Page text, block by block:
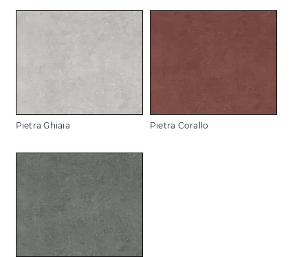
Pietra Ghiaia Pietra Corallo